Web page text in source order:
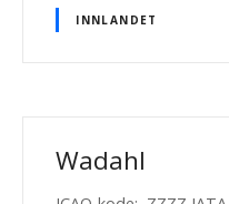
INNLANDET
Wadahl